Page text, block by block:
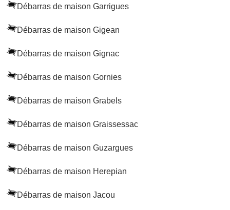
Débarras de maison Garrigues
Débarras de maison Gigean
Débarras de maison Gignac
Débarras de maison Gornies
Débarras de maison Grabels
Débarras de maison Graissessac
Débarras de maison Guzargues
Débarras de maison Herepian
Débarras de maison Jacou